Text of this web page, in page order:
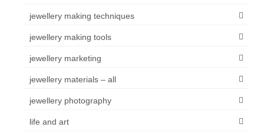
jewellery making techniques
jewellery making tools
jewellery marketing
jewellery materials – all
jewellery photography
life and art